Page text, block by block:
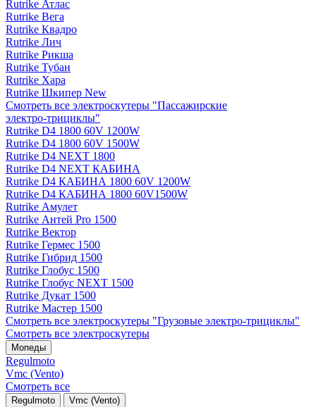
Rutrike Атлас
Rutrike Вега
Rutrike Квадро
Rutrike Лич
Rutrike Рикша
Rutrike Тубан
Rutrike Хара
Rutrike Шкипер New
Смотреть все электро­скутеры "Пассажирские
электро‑трициклы"
Rutrike D4 1800 60V 1200W
Rutrike D4 1800 60V 1500W
Rutrike D4 NEXT 1800
Rutrike D4 NEXT КАБИНА
Rutrike D4 КАБИНА 1800 60V 1200W
Rutrike D4 КАБИНА 1800 60V1500W
Rutrike Амулет
Rutrike Антей Pro 1500
Rutrike Вектор
Rutrike Гермес 1500
Rutrike Гибрид 1500
Rutrike Глобус 1500
Rutrike Глобус NEXT 1500
Rutrike Дукат 1500
Rutrike Мастер 1500
Смотреть все электро­скутеры "Грузовые электро‑трициклы"
Смотреть все электро­скутеры
Мопеды
Regulmoto
Vmc (Vento)
Смотреть все
Regulmoto Vmc (Vento)